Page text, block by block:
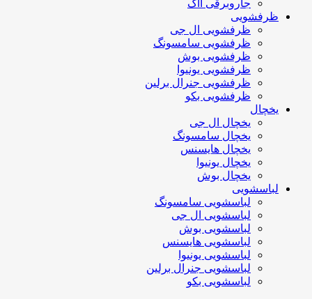
جاروبرقی آاگ
ظرفشویی
ظرفشویی ال جی
ظرفشویی سامسونگ
ظرفشویی بوش
ظرفشویی یونیوا
ظرفشویی جنرال برلین
ظرفشویی بکو
یخچال
یخچال ال جی
یخچال سامسونگ
یخچال هایسنس
یخچال یونیوا
یخچال بوش
لباسشویی
لباسشویی سامسونگ
لباسشویی ال جی
لباسشویی بوش
لباسشویی هایسنس
لباسشویی یونیوا
لباسشویی جنرال برلین
لباسشویی بکو